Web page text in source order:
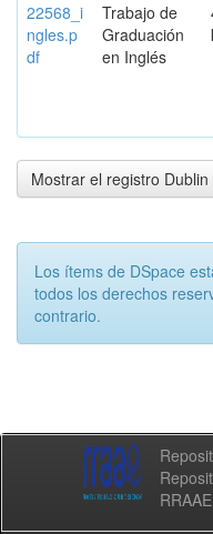
22568_i
ngles.p
df
Trabajo de
Graduación
en Inglés
Mostrar el registro
Los ítems de DSpace
todos los derechos
contrario.
RRAAE